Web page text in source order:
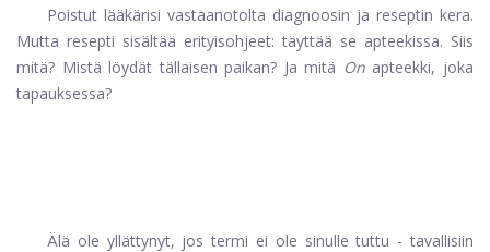
Poistut lääkärisi vastaanotolta diagnoosin ja reseptin kera.
Mutta resepti sisältää erityisohjeet: täyttää se apteekissa. Siis
mitä? Mistä löydät tällaisen paikan? Ja mitä On apteekki, joka
tapauksessa?
Älä ole yllättynyt, jos termi ei ole sinulle tuttu - tavallisiin